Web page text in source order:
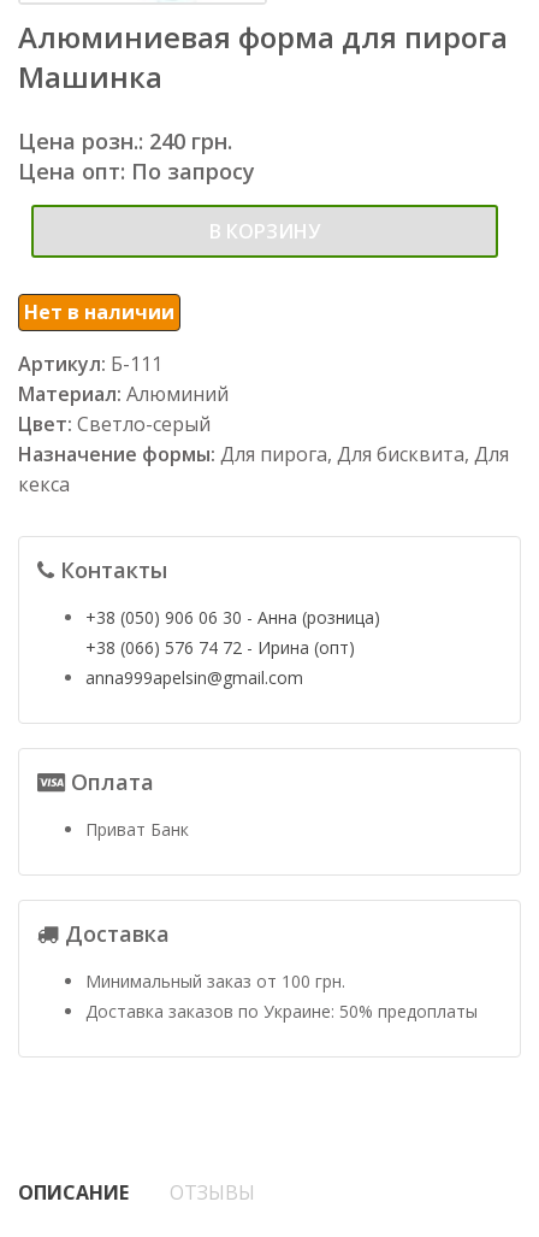
Алюминиевая форма для пирога
Машинка
Цена розн.: 240 грн.
Цена опт: По запросу
В КОРЗИНУ
Нет в наличии
Артикул: Б-111
Материал: Алюминий
Цвет: Светло-серый
Назначение формы: Для пирога, Для бисквита, Для
кекса
Контакты
+38 (050) 906 06 30 - Анна (розница)
+38 (066) 576 74 72 - Ирина (опт)
anna999apelsin@gmail.com
Оплата
Приват Банк
Доставка
Минимальный заказ от 100 грн.
Доставка заказов по Украине: 50% предоплаты
ОПИСАНИЕ ОТЗЫВЫ